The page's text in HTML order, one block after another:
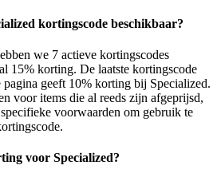
kortingscode beschikbaar?
we 7 actieve kortingscodes
15% korting. De laatste kortingscode
pagina geeft 10% korting bij Specialized.
voor items die al reeds zijn afgeprijsd,
voorwaarden om gebruik te
voor Specialized?